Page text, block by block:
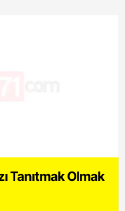
Tanıtmak Olmak